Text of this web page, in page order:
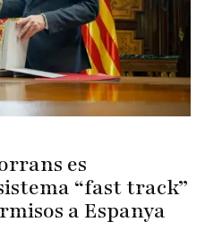
es
“fast track”
a Espanya